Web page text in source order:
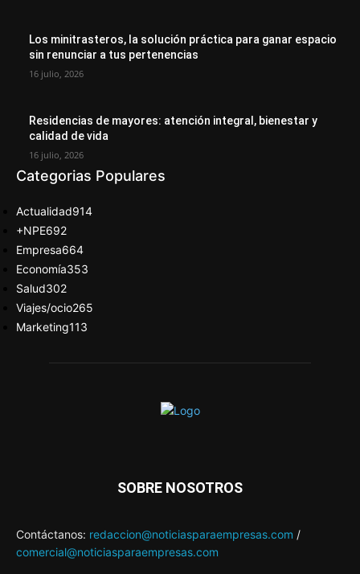
Los minitrasteros, la solución práctica para ganar espacio
sin renunciar a tus pertenencias
16 julio, 2026
Residencias de mayores: atención integral, bienestar y
calidad de vida
16 julio, 2026
Categorias Populares
Actualidad914
+NPE692
Empresa664
Economía353
Salud302
Viajes/ocio265
Marketing113
SOBRE NOSOTROS
Contáctanos: redaccion@noticiasparaempresas.com /
comercial@noticiasparaempresas.com